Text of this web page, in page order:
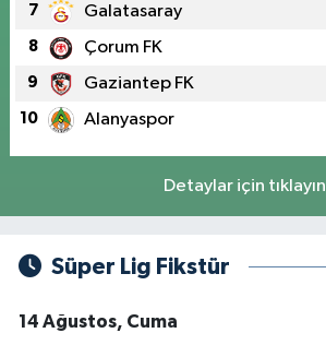
7 Galatasaray
8 Çorum FK
9 Gaziantep FK
10 Alanyaspor
Detaylar için tıklayın
Süper Lig Fikstür
14 Ağustos, Cuma